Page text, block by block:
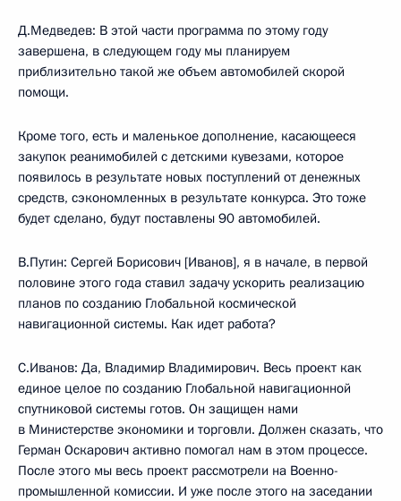
Д.Медведев: В этой части программа по этому году
завершена, в следующем году мы планируем
приблизительно такой же объем автомобилей скорой
помощи.
Кроме того, есть и маленькое дополнение, касающееся
закупок реанимобилей с детскими кувезами, которое
появилось в результате новых поступлений от денежных
средств, сэкономленных в результате конкурса. Это тоже
будет сделано, будут поставлены 90 автомобилей.
В.Путин: Сергей Борисович [Иванов], я в начале, в первой
половине этого года ставил задачу ускорить реализацию
планов по созданию Глобальной космической
навигационной системы. Как идет работа?
С.Иванов: Да, Владимир Владимирович. Весь проект как
единое целое по созданию Глобальной навигационной
спутниковой системы готов. Он защищен нами
в Министерстве экономики и торговли. Должен сказать, что
Герман Оскарович активно помогал нам в этом процессе.
После этого мы весь проект рассмотрели на Военно-
промышленной комиссии. И уже после этого на заседании